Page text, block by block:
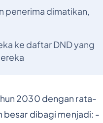
penerima dimatikan,
ke daftar DND yang
2030 dengan rata-
besar dibagi menjadi: -